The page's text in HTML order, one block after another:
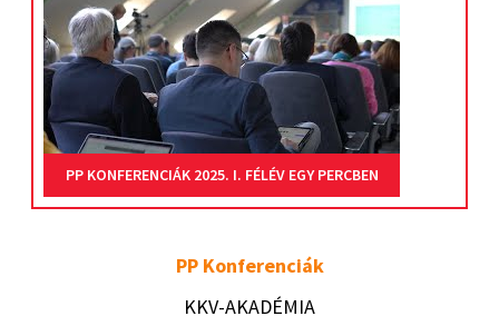
PP KONFERENCIÁK 2025. I. FÉLÉV EGY PERCBEN
PP Konferenciák
KKV-AKADÉMIA